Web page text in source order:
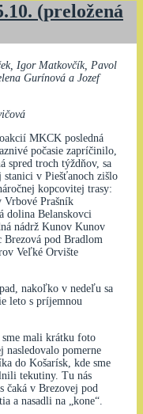
(preložená
Igor Matkovčík, Pavol
Gurínová a Jozef
MKCK posledná
počasie zapríčinilo,
spred troch týždňov, sa
stanici v Piešťanoch zišlo
kopcovitej trasy:
Vrbové Prašník
dolina Belanskovci
nádrž Kunov Kunov
pod Bradlom
Veľké Orvište
nakoľko v nedeľu sa
leto s príjemnou
mali krátku foto
nasledovalo pomerne
do Košarísk, kde sme
tekutiny. Tu nás
čaká v Brezovej pod
a nasadli na „kone“.